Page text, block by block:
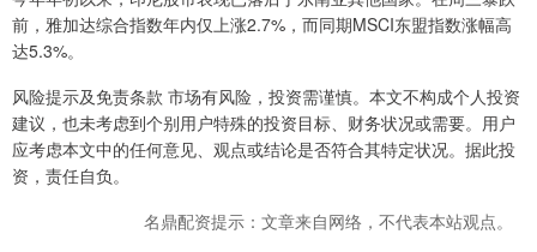
前，雅加达综合指数年内仅上涨2.7%，而同期MSCI东盟指数涨幅高
达5.3%。
风险提示及免责条款 市场有风险，投资需谨慎。本文不构成个人投资
建议，也未考虑到个别用户特殊的投资目标、财务状况或需要。用户
应考虑本文中的任何意见、观点或结论是否符合其特定状况。据此投
资，责任自负。
名鼎配资提示：文章来自网络，不代表本站观点。